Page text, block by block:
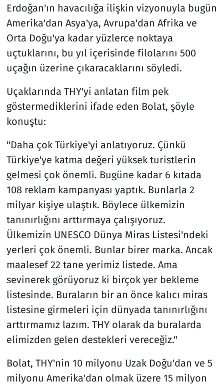
Erdoğan'ın havacılığa ilişkin vizyonuyla bugün
Amerika'dan Asya'ya, Avrupa'dan Afrika ve
Orta Doğu'ya kadar yüzlerce noktaya
uçtuklarını, bu yıl içerisinde filolarını 500
uçağın üzerine çıkaracaklarını söyledi.
Uçaklarında THY'yi anlatan film pek
göstermediklerini ifade eden Bolat, şöyle
konuştu:
"Daha çok Türkiye'yi anlatıyoruz. Çünkü
Türkiye'ye katma değeri yüksek turistlerin
gelmesi çok önemli. Bugüne kadar 6 kıtada
108 reklam kampanyası yaptık. Bunlarla 2
milyar kişiye ulaştık. Böylece ülkemizin
tanınırlığını arttırmaya çalışıyoruz.
Ülkemizin UNESCO Dünya Miras Listesi'ndeki
yerleri çok önemli. Bunlar birer marka. Ancak
maalesef 22 tane yerimiz listede. Ama
sevinerek görüyoruz ki birçok yer bekleme
listesinde. Buraların bir an önce kalıcı miras
listesine girmeleri için dünyada tanınırlığını
arttırmamız lazım. THY olarak da buralarda
elimizden gelen destekleri vereceğiz."
Bolat, THY'nin 10 milyonu Uzak Doğu'dan ve 5
milyonu Amerika'dan olmak üzere 15 milyon